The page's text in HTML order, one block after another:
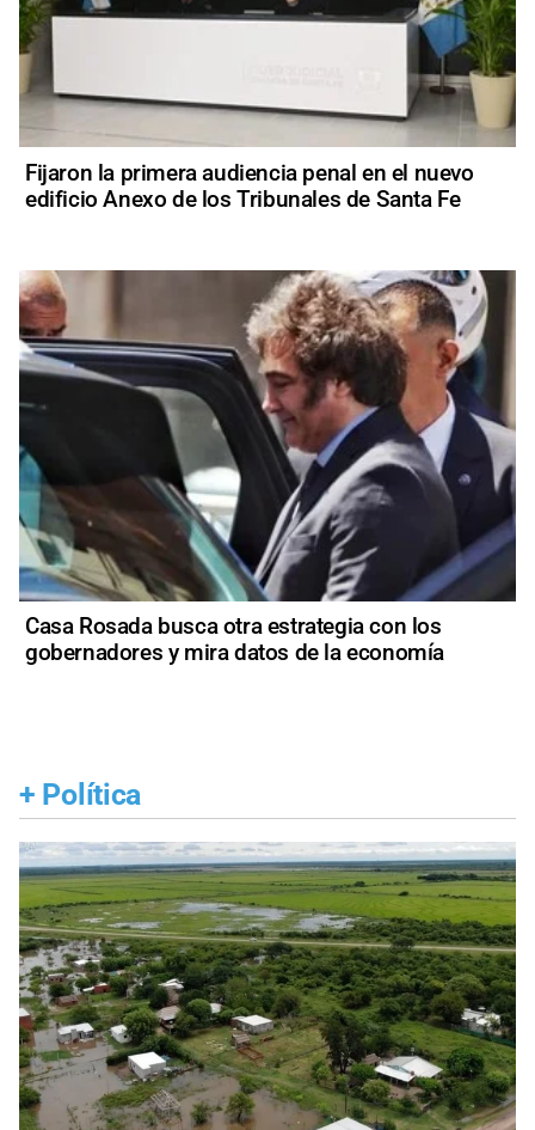
Fijaron la primera audiencia penal en el nuevo
edificio Anexo de los Tribunales de Santa Fe
Casa Rosada busca otra estrategia con los
gobernadores y mira datos de la economía
+ Política